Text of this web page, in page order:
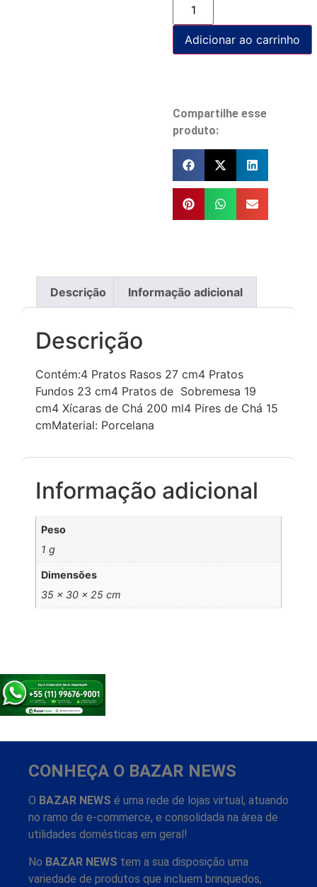
Adicionar ao carrinho
Compartilhe esse
produto:
Descrição Informação adicional
Descrição
Contém:4 Pratos Rasos 27 cm4 Pratos
Fundos 23 cm4 Pratos de Sobremesa 19
cm4 Xícaras de Chá 200 ml4 Pires de Chá 15
cmMaterial: Porcelana
Informação adicional
Peso
1 g
Dimensões
35 × 30 × 25 cm
CONHEÇA O BAZAR NEWS
O BAZAR NEWS é uma rede de lojas virtual, atuando
no ramo de e-commerce, e consolidada na área de
utilidades domésticas em geral!
No BAZAR NEWS tem a sua disposição uma
variedade de produtos que incluem brinquedos,